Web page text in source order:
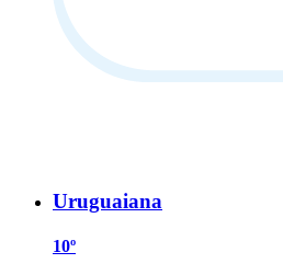
Uruguaiana
10º